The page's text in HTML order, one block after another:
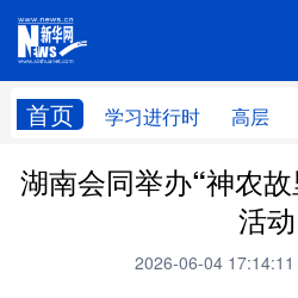
首页 学习进行时 高层
网站地
学习进行时 高层
湖南会同举办‌“神农
活动
2026-06-04 17:14:11